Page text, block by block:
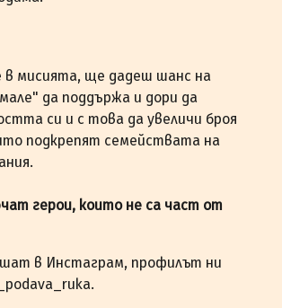
в мисията, ще дадеш шанс на
да поддържа и дори да
си и с това да увеличи броя
подкрепят семействата на
герои, които не са част от
в Инстаграм, профилът ни